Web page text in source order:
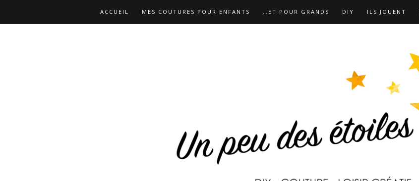
ACCUEIL MES COUTURES POUR ENFANTS …ET POUR GRANDS DIY ILS JOUENT